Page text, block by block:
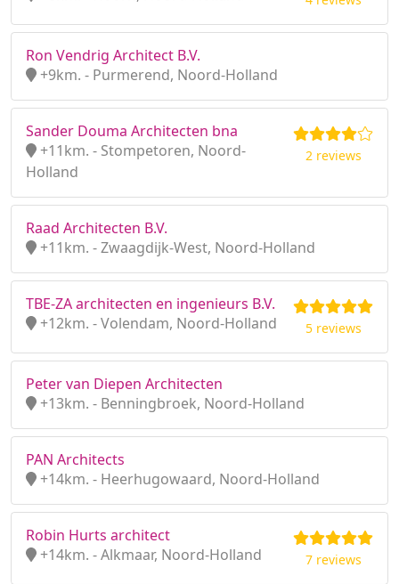
Ron Vendrig Architect B.V.
+9km. - Purmerend, Noord-Holland
Sander Douma Architecten bna
+11km. - Stompetoren, Noord-
Holland
2 reviews
Raad Architecten B.V.
+11km. - Zwaagdijk-West, Noord-Holland
TBE-ZA architecten en ingenieurs B.V.
+12km. - Volendam, Noord-Holland
5 reviews
Peter van Diepen Architecten
+13km. - Benningbroek, Noord-Holland
PAN Architects
+14km. - Heerhugowaard, Noord-Holland
Robin Hurts architect
+14km. - Alkmaar, Noord-Holland
7 reviews